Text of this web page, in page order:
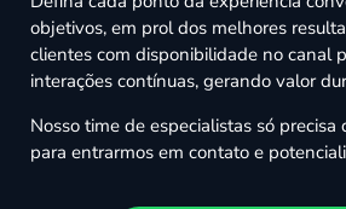
Desenvolvemos
medida para as
operação.
IP Dedicado
Garanta taxas maiores de
objetivos, em prol dos melhores
clientes com disponibilidade no canal
interações contínuas, gerando valor
Nosso time de especialistas só
para entrarmos em contato e